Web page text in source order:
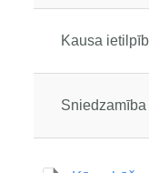
Kausa
Sniedzamība